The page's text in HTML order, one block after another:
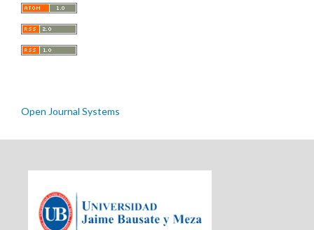
Open Journal Systems